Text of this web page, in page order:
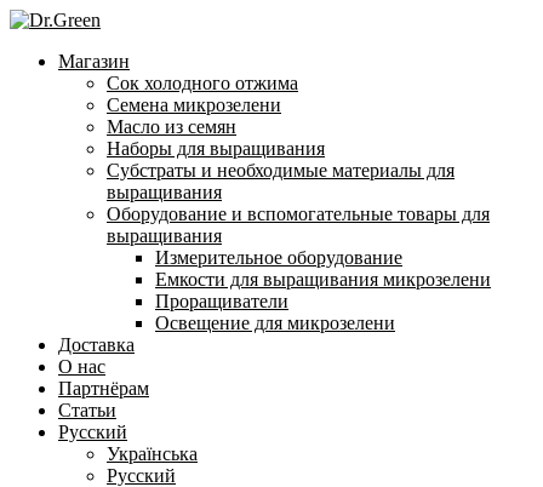
Перейти
содержанию
Магазин
Сок холодного отжима
Семена микрозелени
Масло из семян
Наборы для выращивания
Субстраты и необходимые материалы для
выращивания
Оборудование и вспомогательные товары для
выращивания
Измерительное оборудование
Емкости для выращивания микрозелени
Проращиватели
Освещение для микрозелени
Доставка
О нас
Партнёрам
Статьи
Русский
Українська
Русский